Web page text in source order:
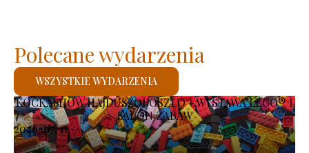
KOCKASHOW HAJDÚSZOBOSZLÓ – WYSTAWA LEGO® I
SALON ZABAW
2026-07-11
-
Polecane wydarzenia
WSZYSTKIE WYDARZENIA